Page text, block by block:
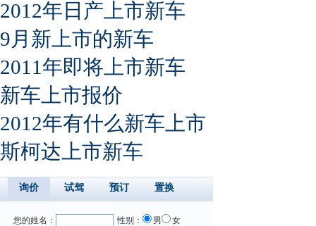
2012年日产上市新车
9月新上市的新车
2011年即将上市新车
新车上市报价
2012年有什么新车上市
斯柯达上市新车
询价 试驾 预订 置换
您的姓名： 性别： 男 女